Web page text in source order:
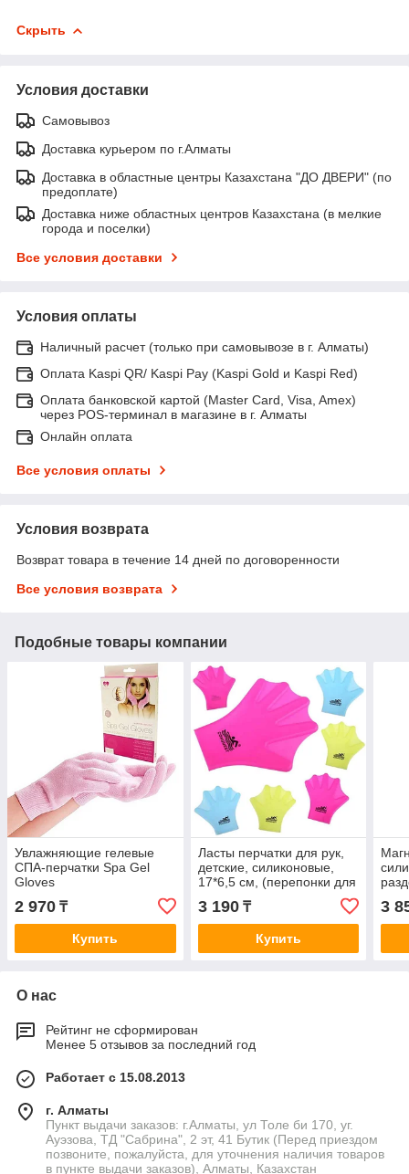
Скрыть
Условия доставки
Самовывоз
Доставка курьером по г.Алматы
Доставка в областные центры Казахстана "ДО ДВЕРИ" (по
предоплате)
Доставка ниже областных центров Казахстана (в мелкие
города и поселки)
Все условия доставки
Условия оплаты
Наличный расчет (только при самовывозе в г. Алматы)
Оплата Kaspi QR/ Kaspi Pay (Kaspi Gold и Kaspi Red)
Оплата банковской картой (Master Card, Visa, Amex)
через POS-терминал в магазине в г. Алматы
Онлайн оплата
Все условия оплаты
Условия возврата
Возврат товара в течение 14 дней по договоренности
Все условия возврата
Подобные товары компании
Увлажняющие гелевые
СПА-перчатки Spa Gel
Gloves
2 970 ₸
Купить
Ласты перчатки для рук,
детские, силиконовые,
17*6,5 см, (перепонки для
плавания) Сonquest
3 190₸
Купить
3
О нас
Рейтинг не сформирован
Менее 5 отзывов за последний год
Работает с 15.08.2013
г. Алматы
Пункт выдачи заказов: г.Алматы, ул Толе би 170, уг.
Ауэзова, ТД "Сабрина", 2 эт, 41 Бутик (Перед приездом
позвоните, пожалуйста, для уточнения наличия товаров
в пункте выдачи заказов), Алматы, Казахстан